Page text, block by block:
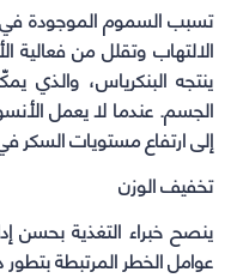
تسبب السموم الموجودة في
الالتهاب وتقلل من فعالية
ينتجه البنكرياس، والذي
الجسم. عندما لا يعمل
إلى ارتفاع مستويات السكر
تخفيف الوزن
ينصح خبراء التغذية بحسن
عوامل الخطر المرتبطة بتطور